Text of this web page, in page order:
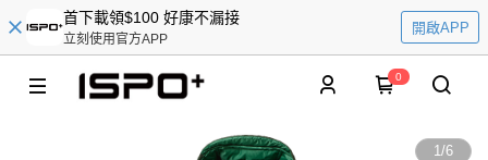
首下載領$100 好康不漏接
立刻使用官方APP
開啟APP
0
1/6